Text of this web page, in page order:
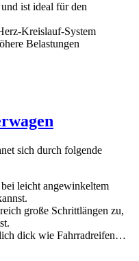
ist ideal für den
Kreislauf-System
Belastungen
sich durch folgende
leicht angewinkeltem
große Schrittlängen zu,
dick wie Fahrradreifen…